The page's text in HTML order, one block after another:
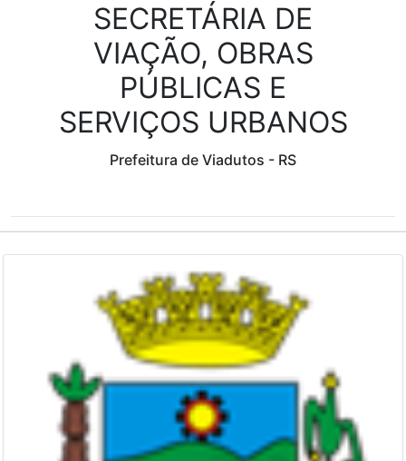
SECRETÁRIA DE
VIAÇÃO, OBRAS
PÚBLICAS E
SERVIÇOS URBANOS
Prefeitura de Viadutos - RS